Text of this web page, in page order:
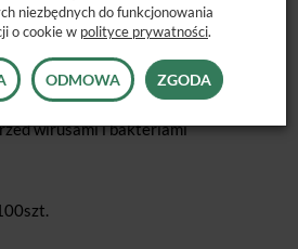
wirusami i bakteriami
niezbędnych do funkcjonowania
o cookie w polityce prywatności.
ODMOWA ZGODA